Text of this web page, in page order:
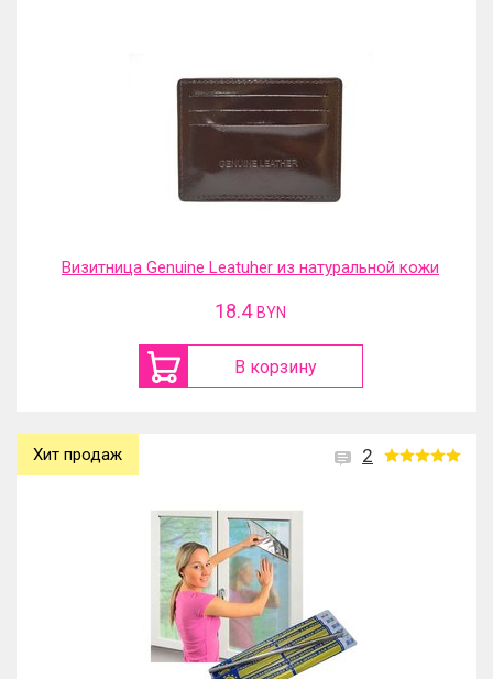
Визитница Genuine Leatuher из натуральной кожи
18.4 BYN
В корзину
2
Хит продаж